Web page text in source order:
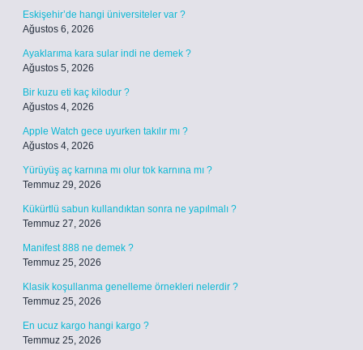
Eskişehir’de hangi üniversiteler var ?
Ağustos 6, 2026
Ayaklarıma kara sular indi ne demek ?
Ağustos 5, 2026
Bir kuzu eti kaç kilodur ?
Ağustos 4, 2026
Apple Watch gece uyurken takılır mı ?
Ağustos 4, 2026
Yürüyüş aç karnına mı olur tok karnına mı ?
Temmuz 29, 2026
Kükürtlü sabun kullandıktan sonra ne yapılmalı ?
Temmuz 27, 2026
Manifest 888 ne demek ?
Temmuz 25, 2026
Klasik koşullanma genelleme örnekleri nelerdir ?
Temmuz 25, 2026
En ucuz kargo hangi kargo ?
Temmuz 25, 2026